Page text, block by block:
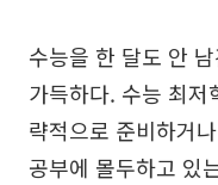
수능을 한 달도 안
가득하다. 수능 최저
략적으로 준비하거
공부에 몰두하고 있